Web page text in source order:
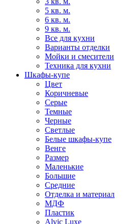
5 кв. м.
6 кв. м.
9 кв. м.
Все для кухни
Варианты отделки
Мойки и смесители
Техника для кухни
Шкафы-купе
Цвет
Коричневые
Серые
Темные
Черные
Светлые
Белые шкафы-купе
Венге
Размер
Маленькие
Большие
Средние
Отделка и материал
МДФ
Пластик
Alvic Luxe